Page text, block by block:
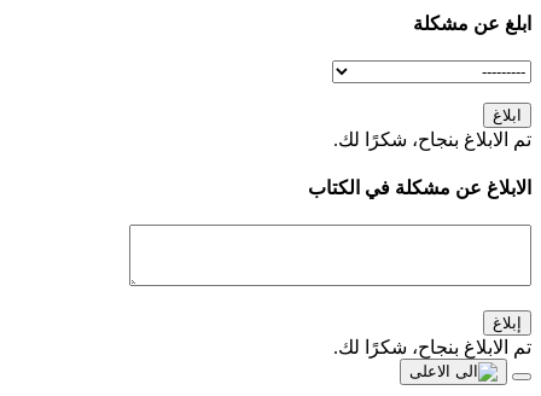
ابلغ عن مشكلة
ابلاغ
تم الابلاغ بنجاح، شكرًا لك.
الابلاغ عن مشكلة في الكتاب
إبلاغ
تم الابلاغ بنجاح، شكرًا لك.